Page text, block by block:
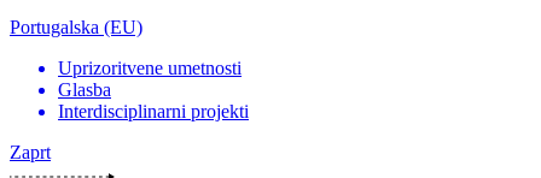
Portugalska (EU)
Uprizoritvene umetnosti
Glasba
Interdisciplinarni projekti
Zaprt